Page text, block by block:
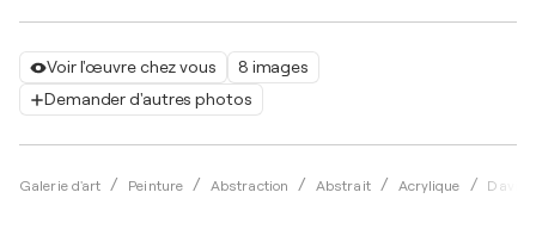
Voir l'œuvre chez vous
8 images
Demander d'autres photos
Galerie d'art Peinture Abstraction Abstrait Acrylique David